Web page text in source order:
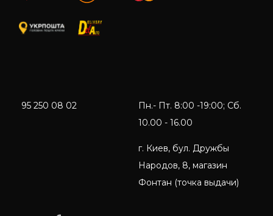
95 250 08 02
Пн.- Пт. 8:00 -19:00; Сб.
10.00 - 16.00
г. Киев, бул. Дружбы
Народов, 8, магазин
Фонтан (точка выдачи)